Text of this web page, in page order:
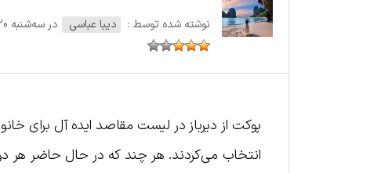
نوشته شده توسط : دیبا عباسی در سه‌شنبه 20 فوریه 2024
پوکت از دیرباز در لیست مقاصد ایده آل برای
انتخاب می‌کردند. هر چند که در حال حاضر هر دو